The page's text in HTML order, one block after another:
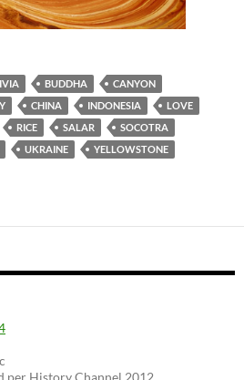
BUDDHA
CANYON
CHINA INDONESIA
LOVE
RICE SALAR
SOCOTRA
UKRAINE
YELLOWSTONE
per History Channel 2012